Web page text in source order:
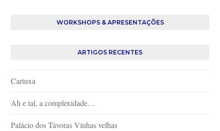
WORKSHOPS & APRESENTAÇÕES
ARTIGOS RECENTES
Cartuxa
Ah e tal, a complexidade…
Palácio dos Távoras Vinhas velhas